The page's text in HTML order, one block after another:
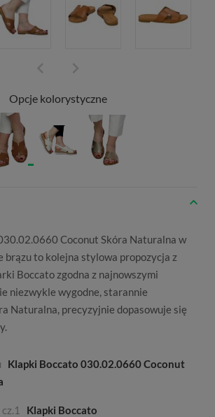
Opcje kolorystyczne
Coconut Skóra Naturalna w
brązu to kolejna stylowa propozycja z
Boccato zgodna z najnowszymi
niezwykle wygodne, starannie
Naturalna, precyzyjnie dopasowuje się
Klapki Boccato 030.02.0660 Coconut
Klapki Boccato